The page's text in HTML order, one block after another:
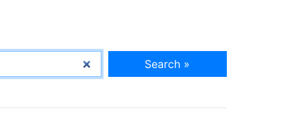
Search »